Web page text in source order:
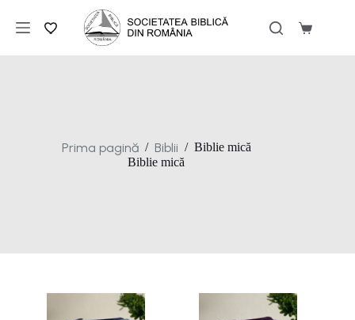
conținut
Coș
Prima pagină / Biblii / Biblie mică
Biblie mică